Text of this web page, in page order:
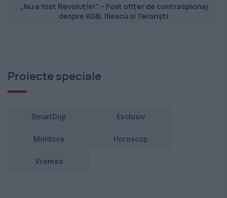
„Nu a fost Revoluție!” – Fost ofițer de contraspionaj
despre KGB, Iliescu și Teroriști
Proiecte speciale
SmartDigi Exclusiv
Moldova Horoscop
Vremea